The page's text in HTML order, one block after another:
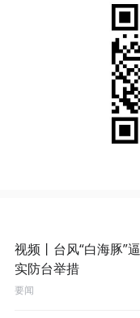
视频丨台风“白海豚”
实防台举措
要闻